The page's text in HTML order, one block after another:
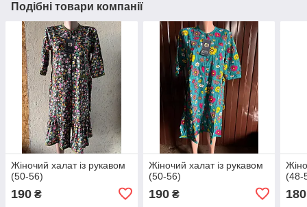
Подібні товари компанії
Жіночий халат із рукавом
(50-56)
190 ₴
Жіночий халат із рукавом
(50-56)
190₴
(48-
180